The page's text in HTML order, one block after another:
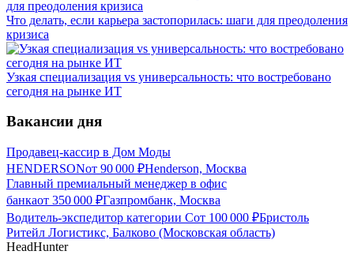
Что делать, если карьера застопорилась: шаги для преодоления
кризиса
Узкая специализация vs универсальность: что востребовано
сегодня на рынке ИТ
Вакансии дня
Продавец-кассир в Дом Моды
HENDERSONот 90 000 ₽Henderson, Москва
Главный премиальный менеджер в офис
банкаот 350 000 ₽Газпромбанк, Москва
Водитель-экспедитор категории Сот 100 000 ₽Бристоль
Ритейл Логистикс, Балково (Московская область)
HeadHunter